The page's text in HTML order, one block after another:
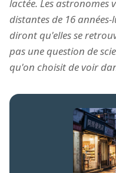
lactée. Les astronomes
distantes de 16 années-
diront qu'elles se
pas une question de
qu'on choisit de voir